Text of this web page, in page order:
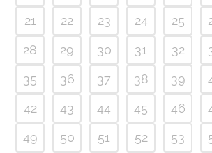
21
22 23 24 25
28
29 30 31 32
35
36 37 38 39
42
43 44 45 46
49
50 51 52 53